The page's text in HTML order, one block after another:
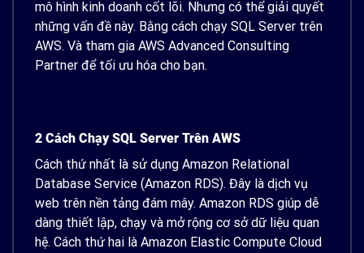
mô hình kinh doanh cốt lõi. Nhưng có thể giải quyết
những vấn đề này. Bằng cách chạy SQL Server trên
AWS. Và tham gia AWS Advanced Consulting
Partner để tối ưu hóa cho bạn.
2 Cách Chạy SQL Server Trên AWS
Cách thứ nhất là sử dụng Amazon Relational
Database Service (Amazon RDS). Đây là dịch vụ
web trên nền tảng đám mây. Amazon RDS giúp dễ
dàng thiết lập, chạy và mở rộng cơ sở dữ liệu quan
hệ. Cách thứ hai là Amazon Elastic Compute Cloud